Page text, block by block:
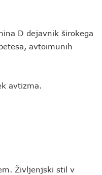
D dejavnik širokega
avtoimunih
avtizma.
Življenjski stil v